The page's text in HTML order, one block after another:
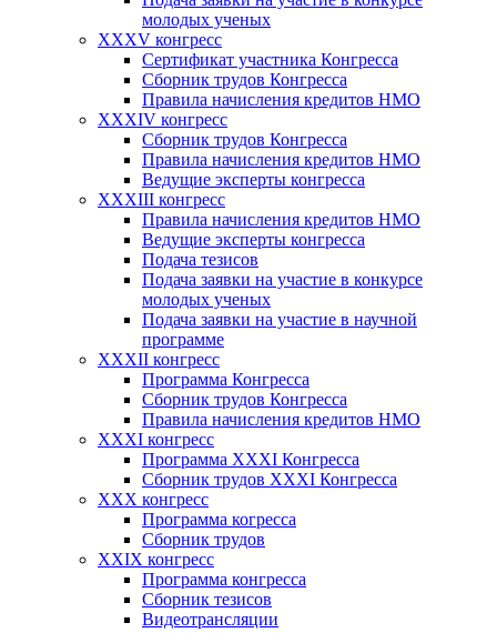
молодых ученых
XXXV конгресс
Сертификат участника Конгресса
Сборник трудов Конгресса
Правила начисления кредитов НМО
XXXIV конгресс
Сборник трудов Конгресса
Правила начисления кредитов НМО
Ведущие эксперты конгресса
XXXIII конгресс
Правила начисления кредитов НМО
Ведущие эксперты конгресса
Подача тезисов
Подача заявки на участие в конкурсе
молодых ученых
Подача заявки на участие в научной
программе
XXXII конгресс
Программа Конгресса
Сборник трудов Конгресса
Правила начисления кредитов НМО
XXXI конгресс
Программа XXXI Конгресса
Сборник трудов XXXI Конгресса
XXX конгресс
Программа когресса
Сборник трудов
XXIX конгресс
Программа конгресса
Сборник тезисов
Видеотрансляции